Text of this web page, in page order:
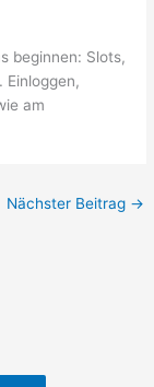
beginnen: Slots,
am
Nächster Beitrag →